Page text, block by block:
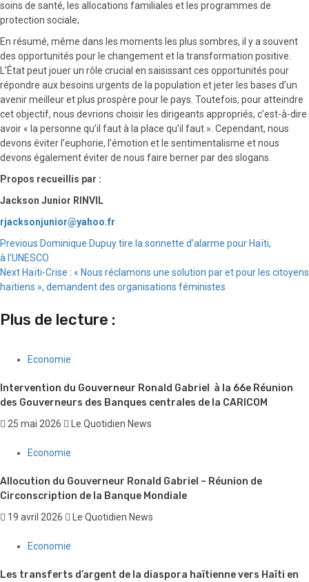
soins de santé, les allocations familiales et les programmes de
protection sociale;
En résumé, même dans les moments les plus sombres, il y a souvent
des opportunités pour le changement et la transformation positive.
L’État peut jouer un rôle crucial en saisissant ces opportunités pour
répondre aux besoins urgents de la population et jeter les bases d’un
avenir meilleur et plus prospère pour le pays. Toutefois, pour atteindre
cet objectif, nous devrions choisir les dirigeants appropriés, c’est-à-dire
avoir « la personne qu’il faut à la place qu’il faut ». Cependant, nous
devons éviter l’euphorie, l’émotion et le sentimentalisme et nous
devons également éviter de nous faire berner par des slogans.
Propos recueillis par :
Jackson Junior RINVIL
rjacksonjunior@yahoo.fr
Continue
Reading
Previous Dominique Dupuy tire la sonnette d’alarme pour Haïti,
à l’UNESCO
Next Haïti-Crise : « Nous réclamons une solution par et pour les citoyens
haïtiens », demandent des organisations féministes
Plus de lecture :
Economie
Intervention du Gouverneur Ronald Gabriel à la 66e Réunion
des Gouverneurs des Banques centrales de la CARICOM
25 mai 2026 Le Quotidien News
Economie
Allocution du Gouverneur Ronald Gabriel – Réunion de
Circonscription de la Banque Mondiale
19 avril 2026 Le Quotidien News
Economie
Les transferts d’argent de la diaspora haïtienne vers Haïti en